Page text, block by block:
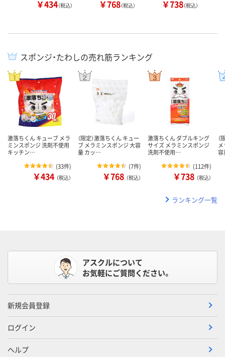
￥434（税込） ￥768（税込） ￥738（税込）
スポンジ・たわしの売れ筋ランキング
激落ちくん キューブ メラ
ミンスポンジ 洗剤不使用
キッチン…
(33件)
￥434 （税込）
（限定）激落ちくん キュー
ブ メラミンスポンジ 大容
量 カッ…
(7件)
￥768 （税込）
激落ちくん ダブルキング
サイズ メラミンスポンジ
洗剤不使用…
(112件)
￥738 （税込）
ランキング一覧
アスクルについて
お気軽にご質問ください。
新規会員登録
ログイン
ヘルプ